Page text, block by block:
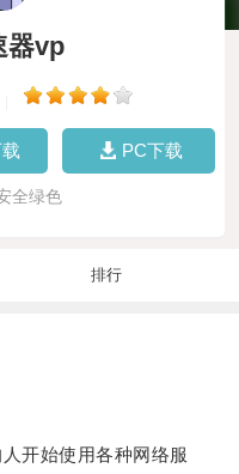
器vp
PC下载
全绿色
排行
开始使用各种网络服